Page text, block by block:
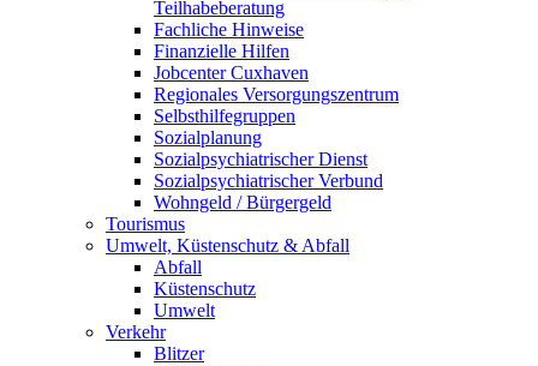
Teilhabeberatung
Fachliche Hinweise
Finanzielle Hilfen
Jobcenter Cuxhaven
Regionales Versorgungszentrum
Selbsthilfegruppen
Sozialplanung
Sozialpsychiatrischer Dienst
Sozialpsychiatrischer Verbund
Wohngeld / Bürgergeld
Tourismus
Umwelt, Küstenschutz & Abfall
Abfall
Küstenschutz
Umwelt
Verkehr
Blitzer